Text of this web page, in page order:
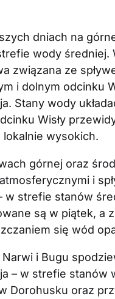
dniach na
wody średniej.
związana ze
i dolnym odcinku
Stany wody
Wisły
lokalnie wysokich.
górnej oraz
i
w strefie stanów
są w piątek, a
się wód
i Bugu
– w strefie
Dorohusku oraz